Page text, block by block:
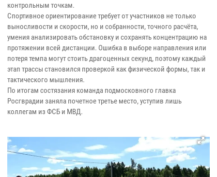
контрольным точкам.
Спортивное ориентирование требует от участников не только
выносливости и скорости, но и собранности, точного расчёта,
умения анализировать обстановку и сохранять концентрацию на
протяжении всей дистанции. Ошибка в выборе направления или
потеря темпа могут стоить драгоценных секунд, поэтому каждый
этап трассы становился проверкой как физической формы, так и
тактического мышления.
По итогам состязания команда подмосковного главка
Росгврадии заняла почетное третье место, уступив лишь
коллегам из ФСБ и МВД.